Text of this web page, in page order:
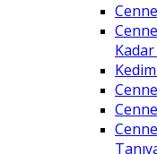
Kadar